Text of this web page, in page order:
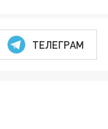
ТЕЛЕГРАМ